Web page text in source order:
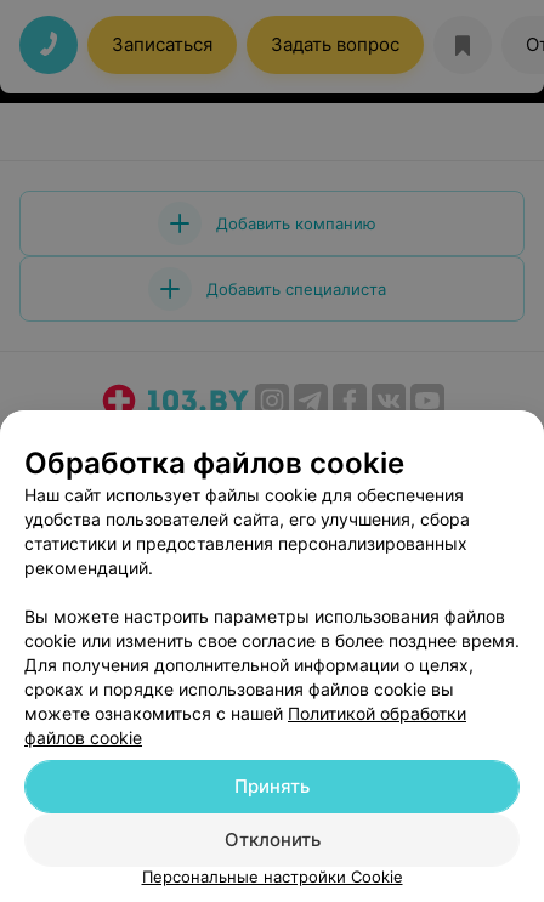
Записаться Задать вопрос
Добавить компанию
Добавить специалиста
Медицинский маркетинг
Публичный договор
Пользовательское соглашение
Способы оплаты
Вакансии
Партнеры
Написать руководителю 103.by
Персональные настройки cookie
Обработка персональных данных
© 2026 ООО «Артокс Лаб», УНП 191700409| 220012, Республика Беларусь,
г. Минск, улица Толбухина, 2, пом. 16 | help@103.by
Обработка файлов cookie
Наш сайт использует файлы cookie для обеспечения
удобства пользователей сайта, его улучшения, сбора
статистики и предоставления персонализированных
рекомендаций.
Вы можете настроить параметры использования файлов
cookie или изменить свое согласие в более позднее время.
Для получения дополнительной информации о целях,
сроках и порядке использования файлов cookie вы
можете ознакомиться с нашей Политикой обработки
файлов cookie
Отклонить
Принять
Персональные настройки Cookie